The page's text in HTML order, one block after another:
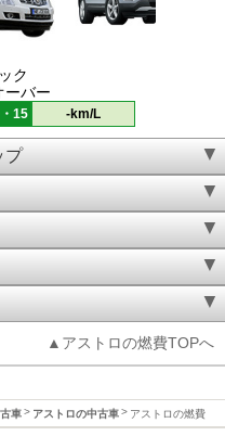
ク
ーバー
15 -km/L
プ
▲アストロの燃費TOPへ
車 アストロの中古車 アストロの燃費